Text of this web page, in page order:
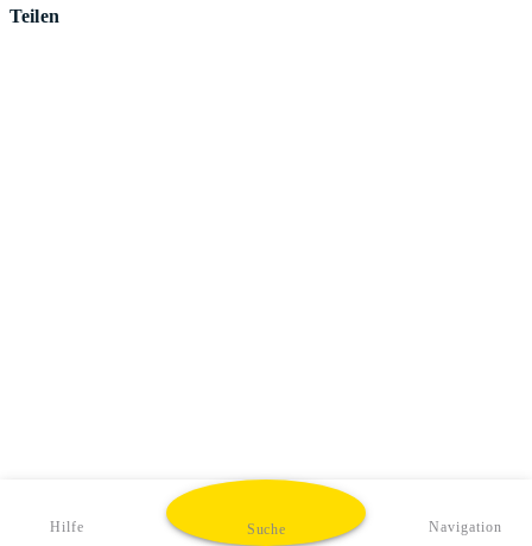
Teilen
Hilfe Suche Navigation